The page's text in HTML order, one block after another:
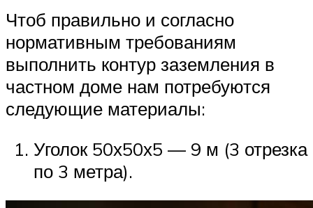
Чтоб правильно и согласно
нормативным требованиям
выполнить контур заземления в
частном доме нам потребуются
следующие материалы:
Уголок 50х50х5 — 9 м (3 отрезка
по 3 метра).